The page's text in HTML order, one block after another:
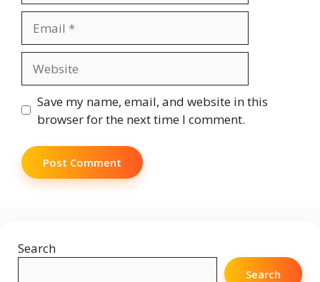
Save my name, email, and website in this
browser for the next time I comment.
Search
Search